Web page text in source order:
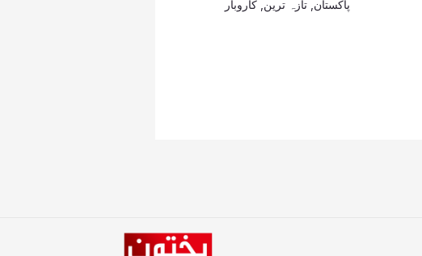
پاکستان تازہ ترین کاروبار